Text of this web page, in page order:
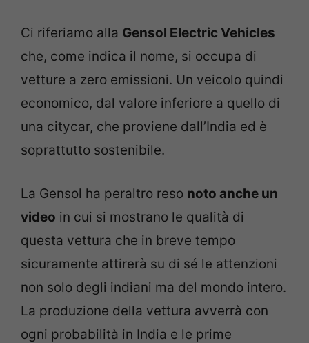
Ci riferiamo alla Gensol Electric Vehicles
che, come indica il nome, si occupa di
vetture a zero emissioni. Un veicolo quindi
economico, dal valore inferiore a quello di
una citycar, che proviene dall’India ed è
soprattutto sostenibile.
La Gensol ha peraltro reso noto anche un
video in cui si mostrano le qualità di
questa vettura che in breve tempo
sicuramente attirerà su di sé le attenzioni
non solo degli indiani ma del mondo intero.
La produzione della vettura avverrà con
ogni probabilità in India e le prime